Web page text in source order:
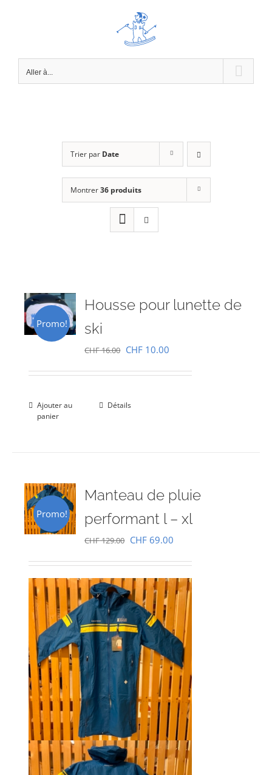
Aller à...
Trier par Date
Montrer36 produits
Promo!
Housse pour lunette de
ski
CHF16.00 Le
était :
CHF 10.00
Ajouter au
panier
Détails
Promo!
Manteau de pluie
performant l – xl
CHF129.00 Le
initial
était :
CHF 129.00.
CHF 69.00
actuel
est :
CHF 69.00.